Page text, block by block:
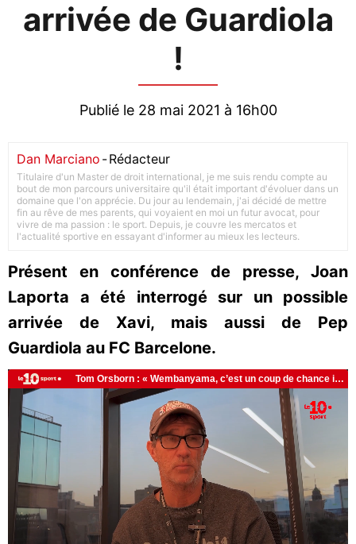
arrivée de Guardiola
!
Publié le 28 mai 2021 à 16h00
Dan Marciano -Rédacteur
Titulaire d'un Master de droit international, je me suis rendu compte au
bout de mon parcours universitaire qu'il était important d'évoluer dans un
domaine que l'on apprécie. Du jour au lendemain, j'ai décidé de mettre
fin au rêve de mes parents, qui voyaient en moi un futur avocat, pour
vivre de ma passion : le sport. Depuis, je couvre les mercatos et
l'actualité sportive en essayant d'informer au mieux les lecteurs.
Présent en conférence de presse, Joan
Laporta a été interrogé sur un possible
arrivée de Xavi, mais aussi de Pep
Guardiola au FC Barcelone.